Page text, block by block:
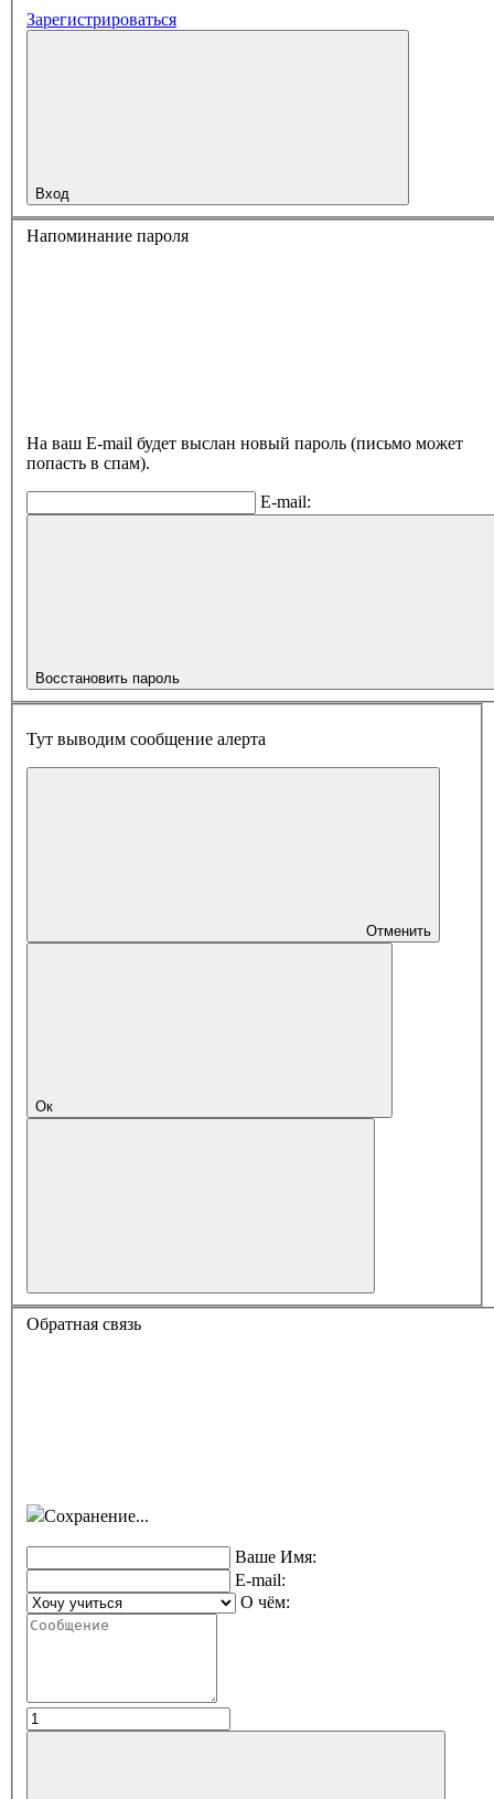
Зарегистрироваться
Вход
Напоминание пароля
На ваш E-mail будет выслан новый пароль (письмо может
попасть в спам).
E-mail:
Восстановить пароль
Тут выводим сообщение алерта
Отменить
Ок
Обратная связь
Сохранение...
Ваше Имя:
E-mail:
О чём: